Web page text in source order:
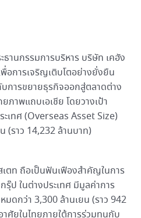
ธานกรรมการบริหาร บริษัท เคฮัง
พื่อการเจริญเติบโตอย่างยั่งยืน
การขยายธุรกิจออกสู่ตลาดต่าง
ภาพแถบเอเชีย โดยวางเป้า
เทศ (Overseas Asset Size)
(ราว 14,232 ล้านบาท)
ตท ถือเป็นฟันเฟืองสำคัญในการ
รุ๊ป ในต่างประเทศ มีมูลค่าการ
มดกว่า 3,300 ล้านเยน (ราว 942
ศัยในไทยภายใต้การร่วมทุนกับ